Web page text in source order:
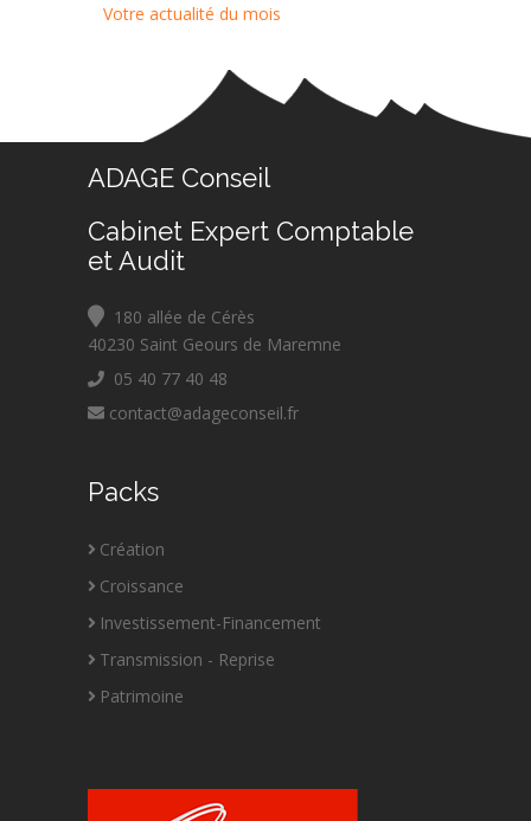
Votre actualité du mois
ADAGE Conseil
Cabinet Expert Comptable
et Audit
180 allée de Cérès
40230 Saint Geours de Maremne
05 40 77 40 48
contact@adageconseil.fr
Packs
Création
Croissance
Investissement-Financement
Transmission - Reprise
Patrimoine